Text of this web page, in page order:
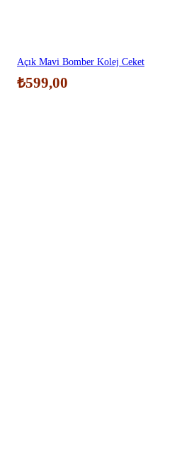
Açık Mavi Bomber Kolej Ceket
₺599,00